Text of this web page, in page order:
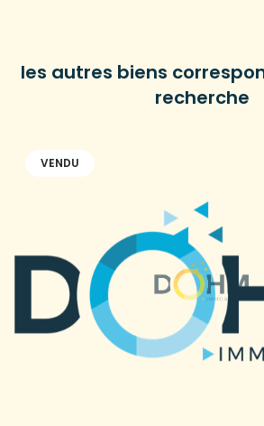
les autres biens
recherche
VENDU